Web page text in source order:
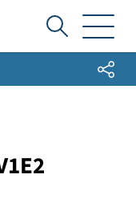
Ich
suche...Share